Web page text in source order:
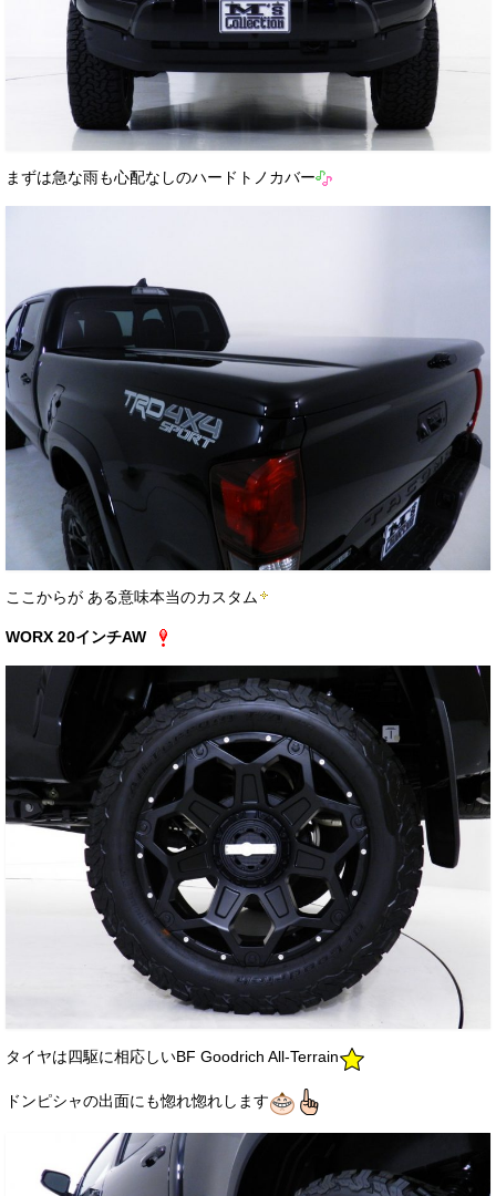
まずは急な雨も心配なしのハードトノカバー
ここからが ある意味本当のカスタム
WORX 20インチAW
タイヤは四駆に相応しいBF Goodrich All-Terrain
ドンピシャの出面にも惚れ惚れします